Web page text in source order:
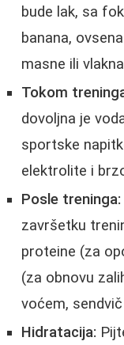
bude lak, sa
banana,
masne ili
Tokom
dovoljna je
sportske
elektrolite i
Posle treninga:
završetku
proteine (za
(za obnovu
voćem,
Hidratacija: